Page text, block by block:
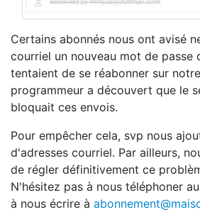
Certains abonnés nous ont avisé
courriel un nouveau mot de passe
tentaient de se réabonner sur
programmeur a découvert que le
bloquait ces envois.
Pour empêcher cela, svp nous
d'adresses courriel. Par ailleurs,
de régler définitivement ce
N'hésitez pas à nous téléphoner
à nous écrire à